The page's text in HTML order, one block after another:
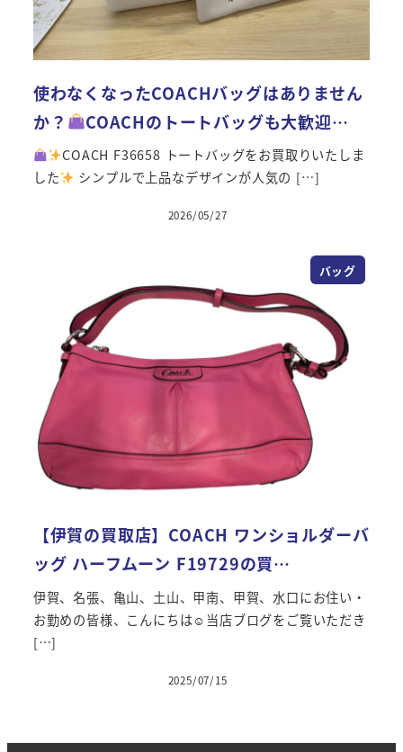
使わなくなったCOACHバッグはありません
か？
COACHのトートバッグも大歓迎…
COACH F36658 トートバッグをお買取りいたしま
した
シンプルで上品なデザインが人気の […]
投稿日
2026/05/27
バッグ
【伊賀の買取店】COACH ワンショルダーバ
ッグ ハーフムーン F19729の買…
伊賀、名張、亀山、土山、甲南、甲賀、水口にお住い・
お勤めの皆様、こんにちは☺当店ブログをご覧いただき
[…]
投稿日
2025/07/15